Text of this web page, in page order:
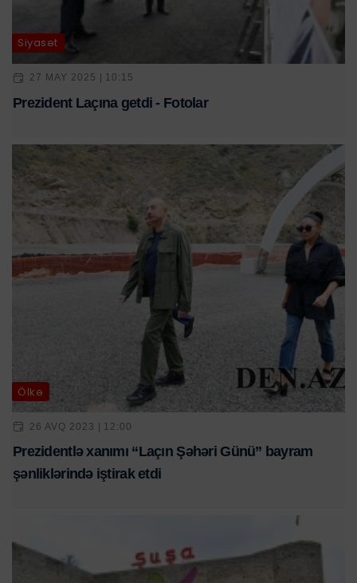
Siyasət
27 MAY 2025 | 10:15
Prezident Laçına getdi - Fotolar
Ölkə
26 AVQ 2023 | 12:00
Prezidentlə xanımı “Laçın Şəhəri Günü” bayram
şənliklərində iştirak etdi